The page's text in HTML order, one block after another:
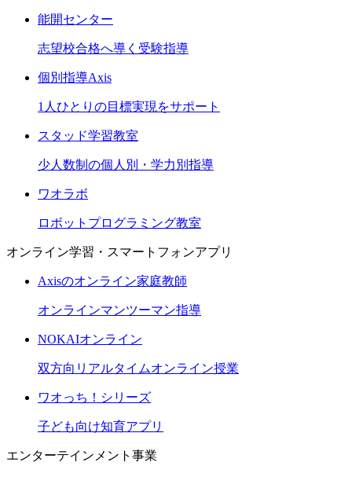
能開センター
志望校合格へ導く受験指導
個別指導Axis
1人ひとりの目標実現をサポート
スタッド学習教室
少人数制の個人別・学力別指導
ワオラボ
ロボットプログラミング教室
オンライン学習・スマートフォンアプリ
Axisのオンライン家庭教師
オンラインマンツーマン指導
NOKAIオンライン
双方向リアルタイムオンライン授業
ワオっち！シリーズ
子ども向け知育アプリ
エンターテインメント事業